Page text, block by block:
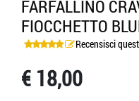
FARFALLINO
FIOCCHETTO
Recensisci
€ 18,00